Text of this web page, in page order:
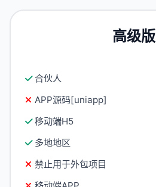
高级版
合伙人
APP源码[uniapp]
移动端H5
多地地区
禁止用于外包项目